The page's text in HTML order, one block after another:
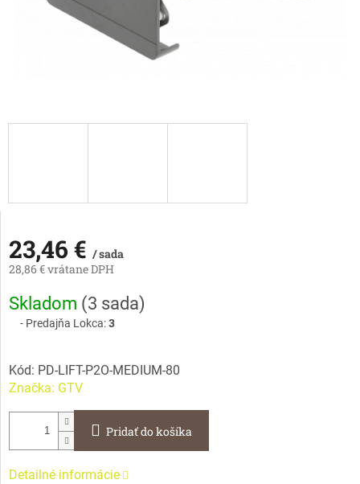
23,46 € / sada
28,86 € vrátane DPH
Jednotková
cena:
Skladom (3 sada)
Predajňa Lokca:3
Kód: PD-LIFT-P2O-MEDIUM-80
Značka: GTV
Pridať do košíka
Detailné informácie